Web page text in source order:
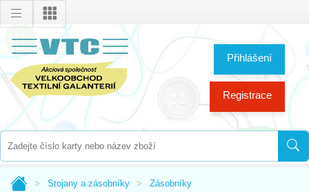
Přihlášení
Registrace
Stojany a zásobníky
Zásobníky